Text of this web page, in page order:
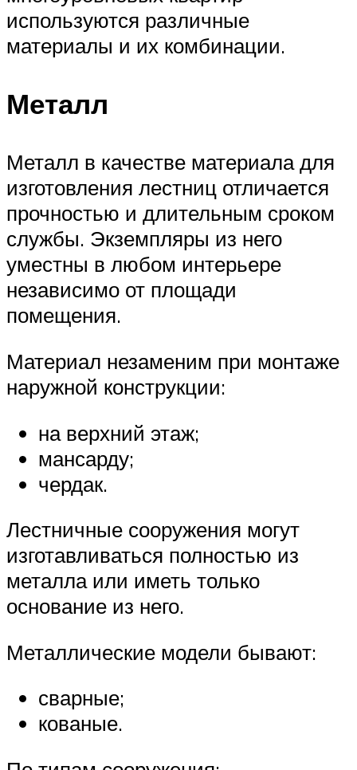
используются различные
материалы и их комбинации.
Металл
Металл в качестве материала для
изготовления лестниц отличается
прочностью и длительным сроком
службы. Экземпляры из него
уместны в любом интерьере
независимо от площади
помещения.
Материал незаменим при монтаже
наружной конструкции:
на верхний этаж;
мансарду;
чердак.
Лестничные сооружения могут
изготавливаться полностью из
металла или иметь только
основание из него.
Металлические модели бывают:
сварные;
кованые.